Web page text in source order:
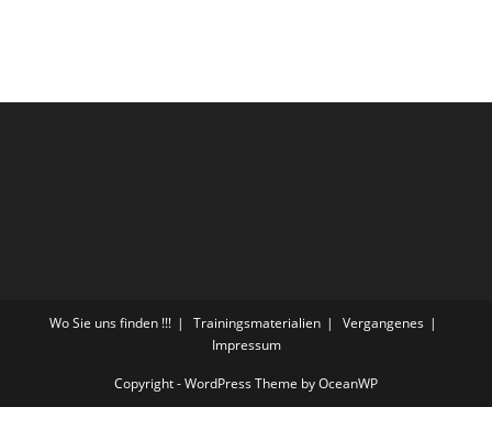
Wo Sie uns finden !!! Trainingsmaterialien
Vergangenes
Impressum
Copyright - WordPress Theme by OceanWP